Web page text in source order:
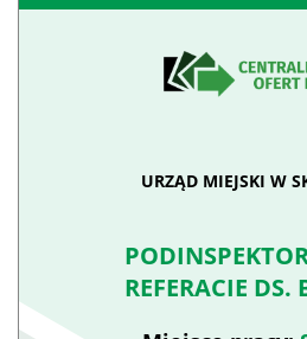
URZĄD MIEJSKI W
REFERACIE DS.